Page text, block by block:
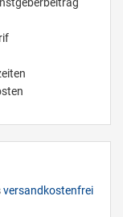
versandkostenfrei